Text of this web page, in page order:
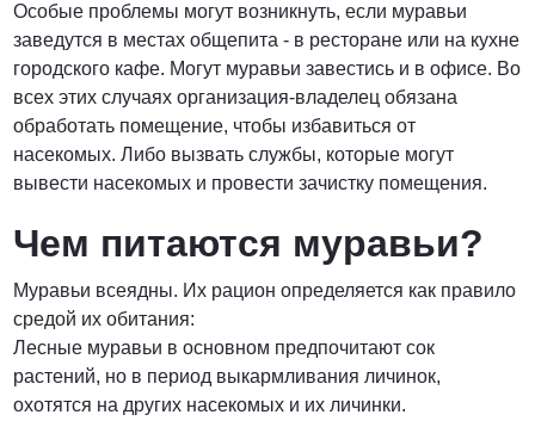
Особые проблемы могут возникнуть, если муравьи
заведутся в местах общепита - в ресторане или на кухне
городского кафе. Могут муравьи завестись и в офисе. Во
всех этих случаях организация-владелец обязана
обработать помещение, чтобы избавиться от
насекомых. Либо вызвать службы, которые могут
вывести насекомых и провести зачистку помещения.
Чем питаются муравьи?
Муравьи всеядны. Их рацион определяется как правило
средой их обитания:
Лесные муравьи в основном предпочитают сок
растений, но в период выкармливания личинок,
охотятся на других насекомых и их личинки.